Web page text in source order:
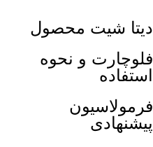
دیتا شیت محصول
فلوچارت و نحوه
استفاده
فرمولاسیون
پیشنهادی